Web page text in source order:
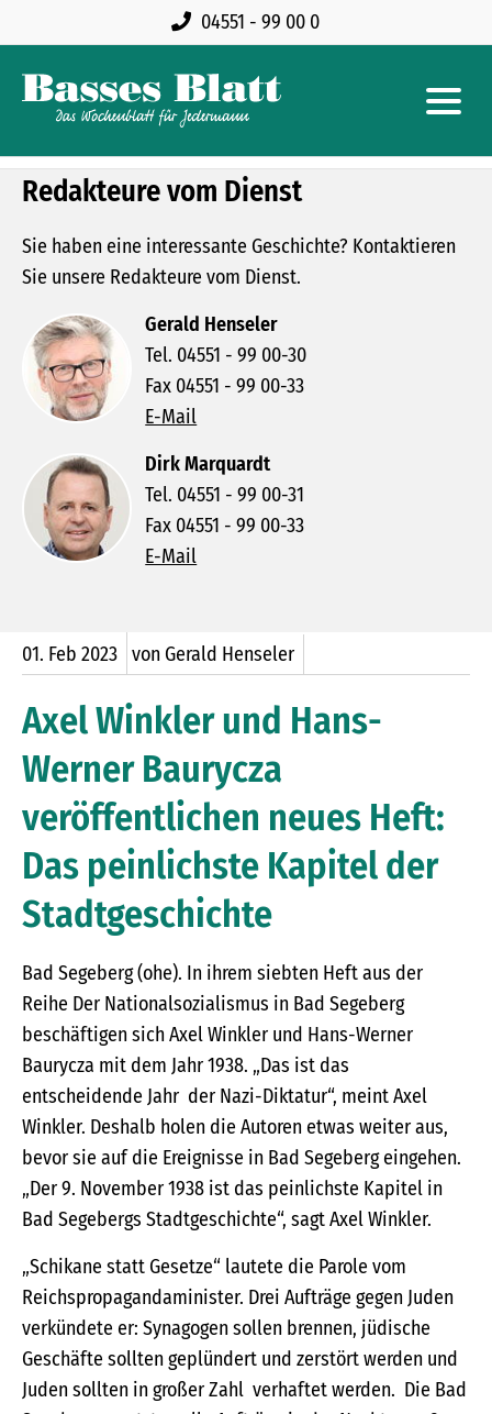
04551 - 99 00 0
Redakteure vom Dienst
Sie haben eine interessante Geschichte? Kontaktieren
Sie unsere Redakteure vom Dienst.
Gerald Henseler
Tel. 04551 - 99 00-30
Fax 04551 - 99 00-33
E-Mail
Dirk Marquardt
Tel. 04551 - 99 00-31
Fax 04551 - 99 00-33
E-Mail
01. Feb 2023 von Gerald Henseler
Axel Winkler und Hans-
Werner Baurycza
veröffentlichen neues Heft:
Das peinlichste Kapitel der
Stadtgeschichte
Bad Segeberg (ohe). In ihrem siebten Heft aus der
Reihe Der Nationalsozialismus in Bad Segeberg
beschäftigen sich Axel Winkler und Hans-Werner
Baurycza mit dem Jahr 1938. „Das ist das
entscheidende Jahr der Nazi-Diktatur“, meint Axel
Winkler. Deshalb holen die Autoren etwas weiter aus,
bevor sie auf die Ereignisse in Bad Segeberg eingehen.
„Der 9. November 1938 ist das peinlichste Kapitel in
Bad Segebergs Stadtgeschichte“, sagt Axel Winkler.
„Schikane statt Gesetze“ lautete die Parole vom
Reichspropagandaminister. Drei Aufträge gegen Juden
verkündete er: Synagogen sollen brennen, jüdische
Geschäfte sollten geplündert und zerstört werden und
Juden sollten in großer Zahl verhaftet werden. Die Bad